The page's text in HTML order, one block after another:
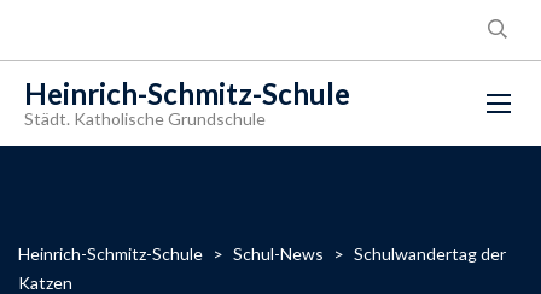
Heinrich-Schmitz-Schule
Städt. Katholische Grundschule
Heinrich-Schmitz-Schule > Schul-News > Schulwandertag der
Katzen